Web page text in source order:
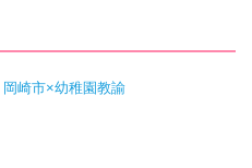
岡崎市×幼稚園教諭